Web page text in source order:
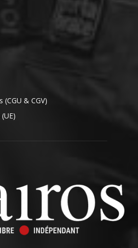
(CGU & CGV)